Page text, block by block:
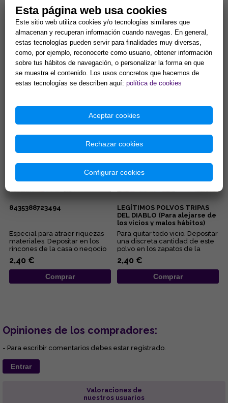
ALCANFOR EN POLVO 33 GR
APROX. (Para limpieza y
protección)
El Alcanfor es utilizado para
limpieza y protección.
Depositar una pequeña
y freg...
LEGÍTIMOS POLVOS
GARRAPATA (Amarre)
Guardar junto con una imagen
de cada miembro de la pareja,
de frente, atadas con una cinta
8435388723494
Especial para atraer riquezas
materiales. Depositar en los
rincones de la casa o negocio
o llevar encima discr...
2,40 €
Comprar
LEGÍTIMOS POLVOS TRIPAS
DEL DIABLO (Para alejarse de
los vicios y malos hábitos)
Para quitar todo vicio. Depositar
una discreta cantidad de este
polvo en los zapatos de la
persona o regalarle...
2,40 €
Comprar
Opiniones de los compradores:
- Para escribir comentarios debes estar registrado.
Entrar
Valoraciones de
nuestros usuarios
Esta página web usa cookies
Este sitio web utiliza cookies y/o tecnologías similares que
almacenan y recuperan información cuando navegas. En general,
estas tecnologías pueden servir para finalidades muy diversas,
como, por ejemplo, reconocerte como usuario, obtener información
sobre tus hábitos de navegación, o personalizar la forma en que
se muestra el contenido. Los usos concretos que hacemos de
estas tecnologías se describen aquí: política de cookies
Aceptar cookies
Rechazar cookies
Configurar cookies